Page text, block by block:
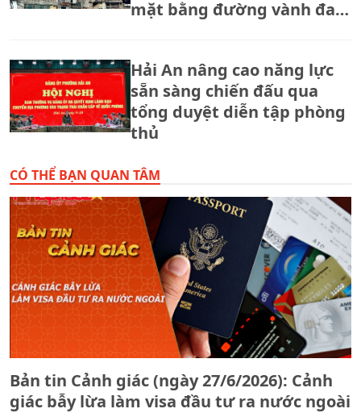
mặt bằng đường vành đai
Hải An nâng cao năng lực
sẵn sàng chiến đấu qua
tổng duyệt diễn tập phòng
thủ
CÓ THỂ BẠN QUAN TÂM
Bản tin Cảnh giác (ngày 27/6/2026): Cảnh
giác bẫy lừa làm visa đầu tư ra nước ngoài